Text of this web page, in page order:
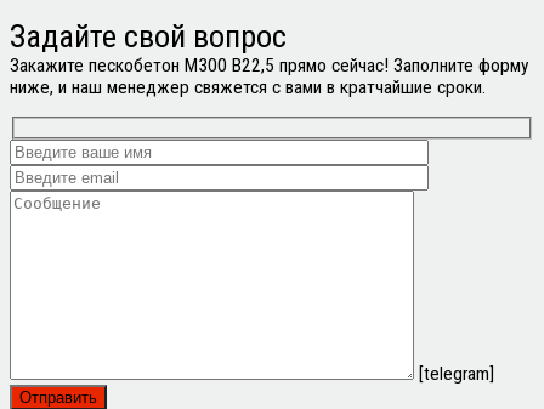
Задайте свой вопрос
Закажите пескобетон М300 В22,5 прямо сейчас! Заполните форму
ниже, и наш менеджер свяжется с вами в кратчайшие сроки.
[telegram]